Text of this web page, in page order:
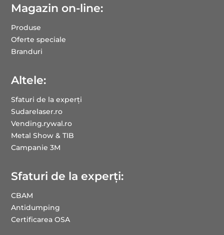
Magazin on-line:
Produse
Oferte speciale
Branduri
Altele:
Sfaturi de la experți
Sudarelaser.ro
Vending.rywal.ro
Metal Show & TIB
Campanie 3M
Sfaturi de la experți:
CBAM
Antidumping
Certificarea OSA